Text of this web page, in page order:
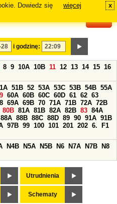
Dowiedz się
więcej x
i godzinę:
8 9 10A 10B 11 12 13 14 15 16
51B 52 53A 53C 53B 54B 55A
60A 60B 60C 60D 61 62 63
69A 69B 70 71A 71B 72A 72B
80B 81A 81B 82A 82B 83 84A
88A 88B 88C 88D 89 90 91A 91B
97B 99 100 101 201 202 6.
F1
N4B N5A N5B N6 N7A N7B
N8
Utrudnienia
Schematy